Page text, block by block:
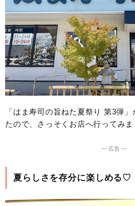
「はま寿司の旨ねた夏祭り 第3弾
たので、さっそくお店へ行ってみま
― 広告 ―
夏らしさを存分に楽しめる♡